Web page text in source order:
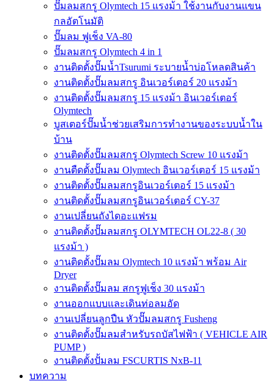
ปั๊มลมสกรู Olymtech 15 แรงม้า ใช้งานกับงานแขน
กลอัตโนมัติ
ปั๊มลม ฟูเช็ง VA-80
ปั๊มลมสกรู Olymtech 4 in 1
งานติดตั้งปั๊มน้ำTsurumi ระบายน้ำบ่อโหลดสินค้า
งานติดตั้งปั๊มลมสกรู อินเวอร์เตอร์ 20 แรงม้า
งานติดตั้งปั๊มลมสกรู 15 แรงม้า อินเวอร์เตอร์
Olymtech
บูสเตอร์ปั๊มน้ำช่วยเสริมการทำงานของระบบน้ำใน
บ้าน
งานติดตั้งปั๊มลมสกรู Olymtech Screw 10 แรงม้า
งานตืดตั้งปั๊มลม Olymtech อินเวอร์เตอร์ 15 แรงม้า
งานติดตั้งปั๊มลมสกรูอินเวอร์เตอร์ 15 แรงม้า
งานติดตั้งปั๊มลมสกรูอินเวอร์เตอร์ CY-37
งานเปลี่ยนถังไดอะแฟรม
งานติดตั้งปั๊มลมสกรู OLYMTECH OL22-8 ( 30
แรงม้า )
งานติดตั้งปั๊มลม Olymtech 10 แรงม้า พร้อม Air
Dryer
งานติดตั้งปั๊มลม สกรูฟูเช็ง 30 แรงม้า
งานออกแบบและเดินท่อลมอัด
งานเปลี่ยนลูกปืน หัวปั๊มลมสกรู Fusheng
งานติดตั้งปั๊มลมสำหรับรถบัสไฟฟ้า ( VEHICLE AIR
PUMP )
งานติดตั้งปั้มลม FSCURTIS NxB-11
บทความ